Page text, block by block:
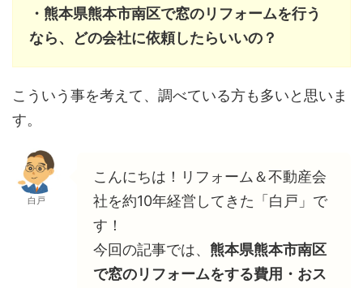
・熊本県熊本市南区で窓のリフォームを行う
なら、どの会社に依頼したらいいの？
こういう事を考えて、調べている方も多いと思いま
す。
白戸
こんにちは！リフォーム＆不動産会
社を約10年経営してきた「白戸」で
す！
今回の記事では、 熊本県熊本市南区
で窓のリフォームをする費用・おス